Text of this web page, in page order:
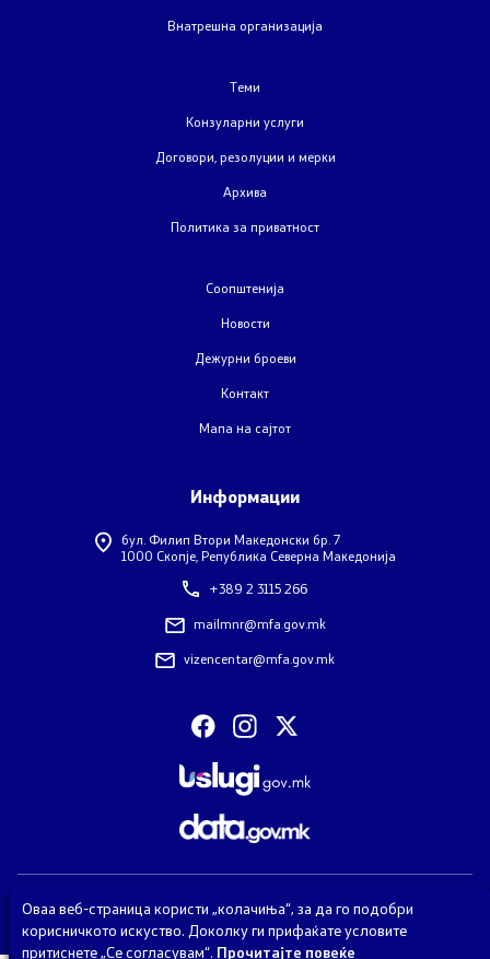
Внатрешна организација
Теми
Конзуларни услуги
Договори, резолуции и мерки
Архива
Политика за приватност
Соопштенија
Новости
Дежурни броеви
Контакт
Мапа на сајтот
Информации
бул. Филип Втори Македонски бр. 7
1000 Скопје, Република Северна Македонија
+389 2 3115 266
mailmnr@mfa.gov.mk
vizencentar@mfa.gov.mk
трговија
Сите права задржани
Оваа веб-страница користи „колачиња“, за да го подобри
корисничкото искуство. Доколку ги прифаќате условите
притиснете „Се согласувам“. Прочитајте повеќе